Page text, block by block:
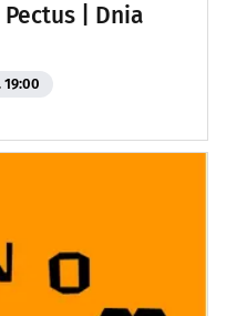
| Dnia
19:00